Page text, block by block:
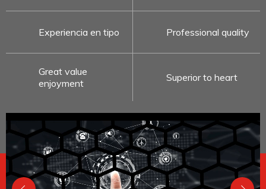
Experiencia en tipo Professional quality
Great value
enjoyment
Superior to heart